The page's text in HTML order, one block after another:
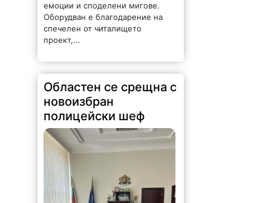
емоции и споделени мигове.
Оборудван е благодарение на
спечелен от читалището
проект,...
Областен се срещна с
новоизбран
полицейски шеф